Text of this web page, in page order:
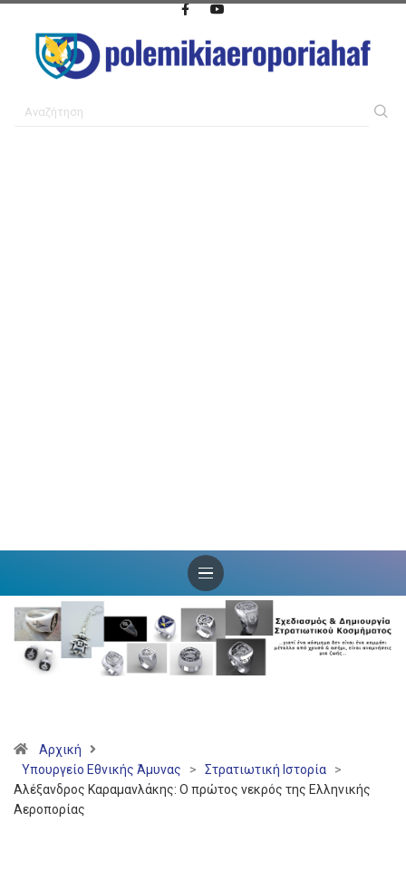
Αρχική
Υπουργείο Εθνικής Άμυνας
> Στρατιωτική Ιστορία
>
Αλέξανδρος Καραμανλάκης: Ο πρώτος νεκρός της Ελληνικής
Αεροπορίας